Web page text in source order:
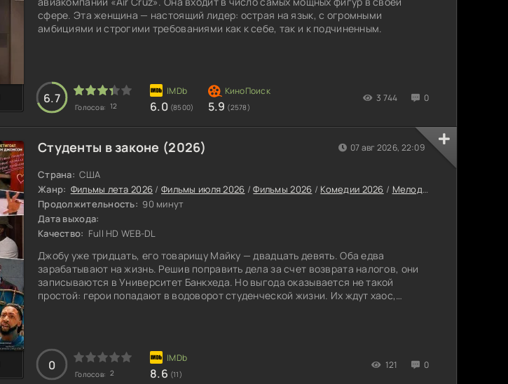
сфере. Эта женщина — настоящий лидер: острая на язык, с огромными
амбициями и строгими требованиями как к себе, так и к подчиненным.
6.7
Голосов: 12 6.0 (8500) 5.9 (2578)
3 744 0
Студенты в законе (2026)
Страна: США
Жанр: Фильмы лета 2026 /Фильмы июля 2026 /Фильмы 2026 / Комедии 2026 / Мелодрамы 2026
Продолжительность: 90 минут
Дата выхода:
Качество: Full HD WEB-DL
Джобу уже тридцать, его товарищу Майку — двадцать девять. Оба едва
зарабатывают на жизнь. Решив поправить дела за счет возврата налогов, они
записываются в Университет Банкхеда. Но выгода оказывается не такой
простой: герои попадают в водоворот студенческой жизни. Их ждут хаос,
хочется
0
Голосов: 2 8.6 (11)
121 0
07 авг 2026, 22:09